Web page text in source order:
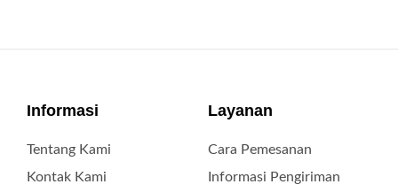
Informasi
Tentang Kami
Kontak Kami
Layanan
Cara Pemesanan
Informasi Pengiriman